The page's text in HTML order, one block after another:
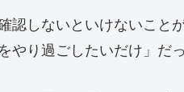
認しないといけないこと
やり過ごしたいだけ」だ